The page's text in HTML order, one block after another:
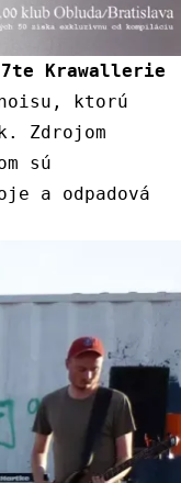
7te
Krawallerie
, ktorú
. Zdrojom
sú
a
odpadová